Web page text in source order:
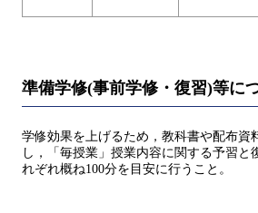
準備学修(事前学修・復習)等に
学修効果を上げるため，教科書や配布資
し，「毎授業」授業内容に関する予習と
れぞれ概ね100分を目安に行うこと。